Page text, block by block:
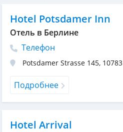
Hotel Potsdamer Inn
Отель в Берлине
Телефон
Potsdamer Strasse 145, 10783
Подробнее
Hotel Arrival